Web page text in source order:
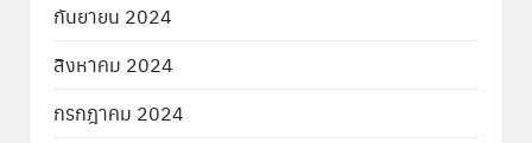
กันยายน 2024
สิงหาคม 2024
กรกฎาคม 2024